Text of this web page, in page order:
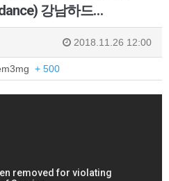
강남하드…
2018.11.26 12:00
+ 500